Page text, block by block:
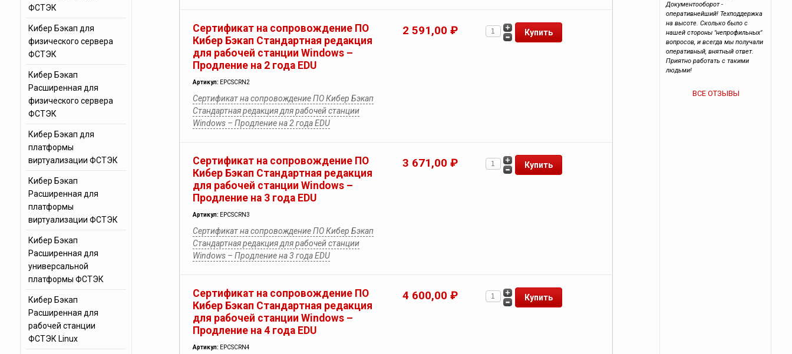
Сертификат на сопровождение ПО
Кибер Бэкап Стандартная редакция
для рабочей станции Windows –
Продление на 2 года EDU
Артикул: EPCSCRN2
Сертификат на сопровождение ПО Кибер Бэкап
Стандартная редакция для рабочей станции
Windows – Продление на 2 года EDU
2 591,00 ₽
Сертификат на сопровождение ПО
Кибер Бэкап Стандартная редакция
для рабочей станции Windows –
Продление на 3 года EDU
Артикул: EPCSCRN3
Сертификат на сопровождение ПО Кибер Бэкап
Стандартная редакция для рабочей станции
Windows – Продление на 3 года EDU
3 671,00 ₽
Сертификат на сопровождение ПО
Кибер Бэкап Стандартная редакция
для рабочей станции Windows –
Продление на 4 года EDU
Артикул: EPCSCRN4
4 600,00 ₽
ФСТЭК
Кибер Бэкап для
физического сервера
ФСТЭК
Кибер Бэкап
Расширенная для
физического сервера
ФСТЭК
Кибер Бэкап для
платформы
виртуализации ФСТЭК
Кибер Бэкап
Расширенная для
платформы
виртуализации ФСТЭК
Кибер Бэкап
Расширенная для
универсальной
платформы ФСТЭК
Кибер Бэкап
Расширенная для
рабочей станции
ФСТЭК Linux
Документооборот -
оперативнейший! Техподдержка
на высоте. Сколько было с
нашей стороны "непрофильных"
вопросов, и всегда мы получали
оперативный, внятный ответ.
Приятно работать с такими
людьми!
ВСЕ ОТЗЫВЫ